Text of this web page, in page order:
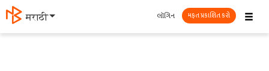
मराठी ☰
લૉગિન મફત પ્રકાશિત કરો